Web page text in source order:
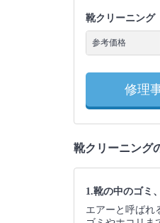
靴クリーニング
参考価格
修理
靴クリーニング
1.靴の中のゴミ
エアーと呼ばれ